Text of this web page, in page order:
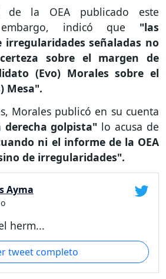
la OEA publicado este
indicó que "las
irregularidades señaladas no
sobre el margen de
(Evo) Morales sobre el
Mesa".
Morales publicó en su cuenta
derecha golpista" lo acusa de
ni el informe de la OEA
de irregularidades".
Ayma
herm...
tweet completo